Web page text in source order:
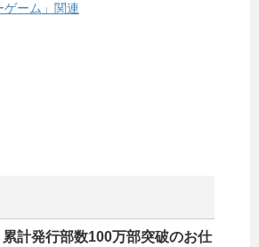
ゲーム」関連
累計発行部数100万部突破のお仕